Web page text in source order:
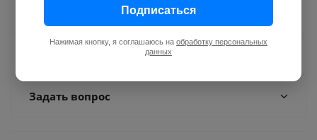
Задать вопрос
Подписаться
Нажимая кнопку, я соглашаюсь на обработку персональных
данных